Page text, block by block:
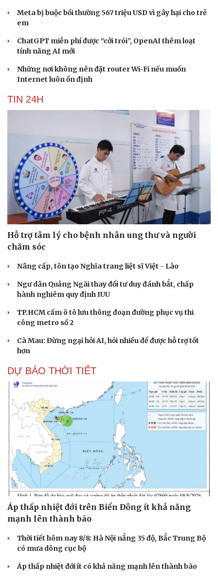
Meta bị buộc bồi thường 567 triệu USD vì gây hại cho trẻ
em
ChatGPT miễn phí được “cởi trói”, OpenAI thêm loạt
tính năng AI mới
Những nơi không nên đặt router Wi-Fi nếu muốn
Internet luôn ổn định
TIN 24H
Hỗ trợ tâm lý cho bệnh nhân ung thư và người
chăm sóc
Nâng cấp, tôn tạo Nghĩa trang liệt sĩ Việt - Lào
Ngư dân Quảng Ngãi thay đổi tư duy đánh bắt, chấp
hành nghiêm quy định IUU
TP.HCM cấm ô tô lưu thông đoạn đường phục vụ thi
công metro số 2
Cà Mau: Đừng ngại hỏi AI, hỏi nhiều để được hỗ trợ tốt
hơn
DỰ BÁO THỜI TIẾT
Áp thấp nhiệt đới trên Biển Đông ít khả năng
mạnh lên thành bão
Thời tiết hôm nay 8/8: Hà Nội nắng 35 độ, Bắc Trung Bộ
có mưa dông cục bộ
Áp thấp nhiệt đới ít có khả năng mạnh lên thành bão